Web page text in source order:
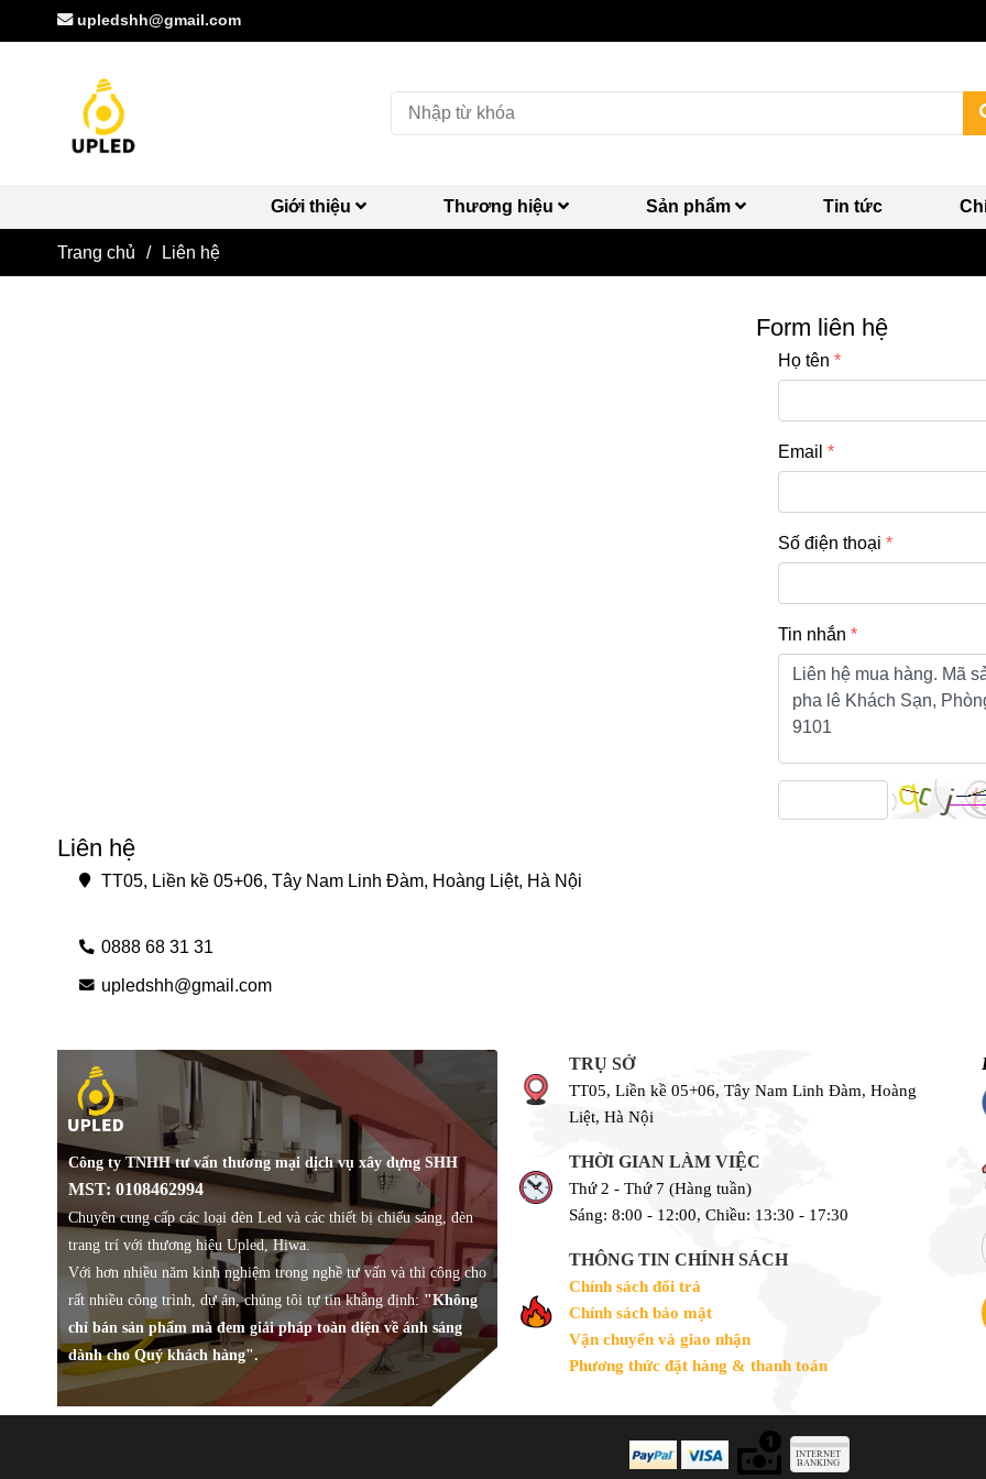
upledshh@gmail.com
Giới thiệu Thương hiệu Sản phẩm Tin tức
Trang chủ / Liên hệ
Liên hệ
TT05, Liền kề 05+06, Tây Nam Linh Đàm, Hoàng Liệt, Hà Nội
0888 68 31 31
upledshh@gmail.com
Form liên hệ
Họ tên
Email
Số điện thoại
Tin nhắn
Công ty TNHH tư vấn thương mại dịch vụ xây dựng SHH
MST: 0108462994
Chuyên cung cấp các loại đèn Led và các thiết bị chiếu sáng, đèn
trang trí với thương hiệu Upled, Hiwa.
Với hơn nhiều năm kinh nghiệm trong nghề tư vấn và thi công cho
rất nhiều công trình, dự án, chúng tôi tự tin khẳng định: "Không
chỉ bán sản phẩm mà đem giải pháp toàn diện về ánh sáng
dành cho Quý khách hàng".
TRỤ SỞ
TT05, Liền kề 05+06, Tây Nam Linh Đàm, Hoàng
Liệt, Hà Nội
THỜI GIAN LÀM VIỆC
Thứ 2 - Thứ 7 (Hàng tuần)
Sáng: 8:00 - 12:00, Chiều: 13:30 - 17:30
THÔNG TIN CHÍNH SÁCH
Chính sách đổi trả
Chính sách bảo mật
Vận chuyển và giao nhận
Phương thức đặt hàng & thanh toán